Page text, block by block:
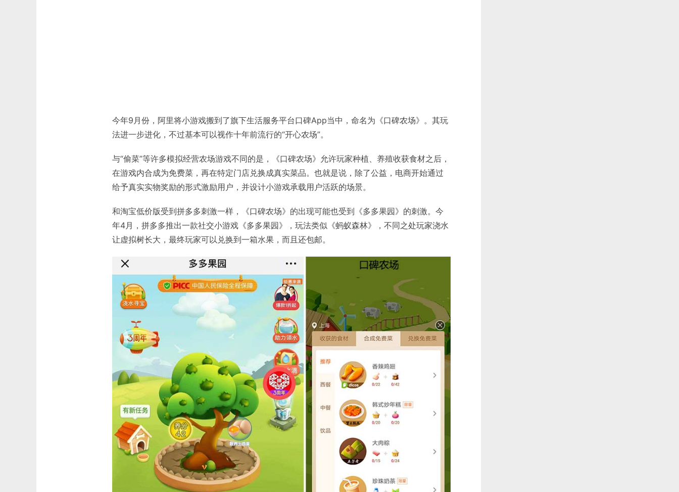
今年9月份，阿里将小游戏搬到了旗下生活服务平台口碑App当中，命名为《口碑农场》。其玩
法进一步进化，不过基本可以视作十年前流行的“开心农场”。
与“偷菜”等许多模拟经营农场游戏不同的是，《口碑农场》允许玩家种植、养殖收获食材之后，
在游戏内合成为免费菜，再在特定门店兑换成真实菜品。也就是说，除了公益，电商开始通过
给予真实实物奖励的形式激励用户，并设计小游戏承载用户活跃的场景。
和淘宝低价版受到拼多多刺激一样，《口碑农场》的出现可能也受到《多多果园》的刺激。今
年4月，拼多多推出一款社交小游戏《多多果园》，玩法类似《蚂蚁森林》，不同之处玩家浇水
让虚拟树长大，最终玩家可以兑换到一箱水果，而且还包邮。